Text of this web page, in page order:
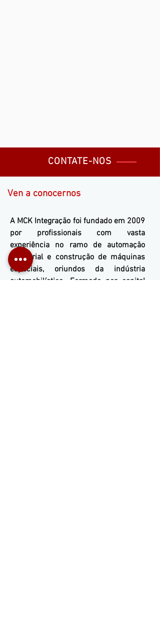
Ven a conocernos
A MCK Integração foi fundado em 2009
por profissionais com vasta
experiência no ramo de automação
industrial e construção de máquinas
especiais, oriundos da indústria
automobilística. Formada por capital
CONTATE-NOS